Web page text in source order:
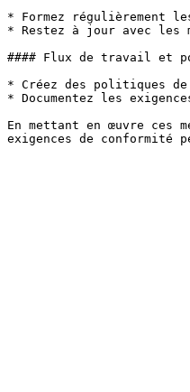
* Formez régulièrement
* Restez à jour avec
#### Flux de travail et
* Créez des politiques
* Documentez les
En mettant en œuvre